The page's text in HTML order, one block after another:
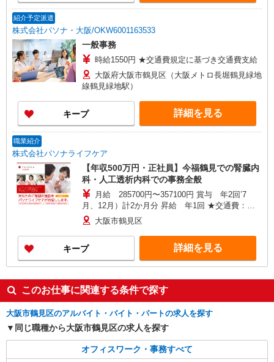
紹介予定派遣
株式会社パソナ・大阪/OKW6001163533
一般事務
時給1550円 ★交通費規定に基づき交通費支給
大阪府大阪市鶴見区（大阪メトロ長堀鶴見緑地
線鶴見緑地駅）
キープ 詳細を見る
職業紹介
株式会社パソナライフケア
【年収500万円・正社員】今福鶴見での腎臓内
科・人工透析内科での事務全般
月給 285700円〜357100円 賞与 年2回’7
月、12月）計2か月分 昇給 年1回 ★交通費：別
途支給大阪市鶴見区
キープ 詳細を見る
このお仕事に関連する条件で探す
大阪市鶴見区のアルバイト・バイト・パートの求人を探す
同じ職種から大阪市鶴見区の求人を探す
オフィスワーク・事務すべて